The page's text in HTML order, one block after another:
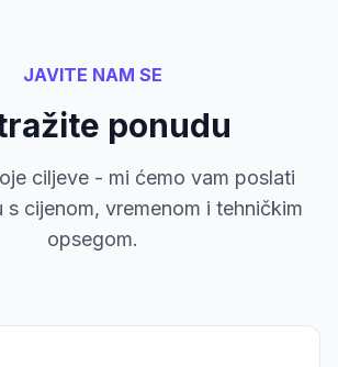
JAVITE NAM SE
ponudu
ciljeve - mi ćemo vam poslati
s cijenom, vremenom i tehničkim
opsegom.